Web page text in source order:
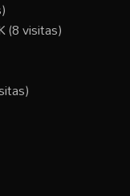
(8 visitas)